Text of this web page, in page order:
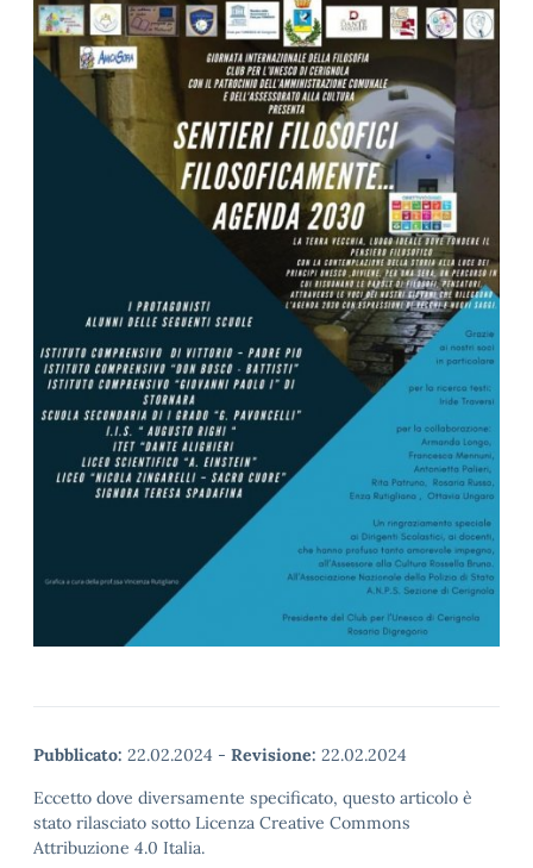
Pubblicato: 22.02.2024 - Revisione: 22.02.2024
Eccetto dove diversamente specificato, questo articolo è
stato rilasciato sotto Licenza Creative Commons
Attribuzione 4.0 Italia.